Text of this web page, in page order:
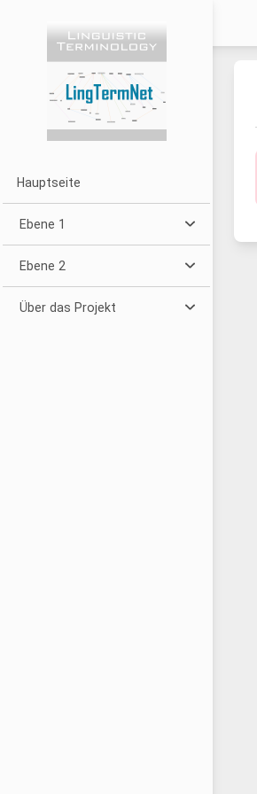
Hauptseite
Ebene 1
Ebene 2
Über das Projekt